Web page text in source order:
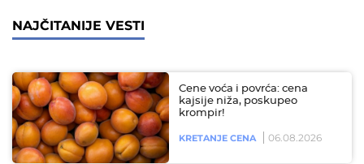
NAJČITANIJE VESTI
Cene voća i povrća: cena
kajsije niža, poskupeo
krompir!
KRETANJE CENA 06.08.2026